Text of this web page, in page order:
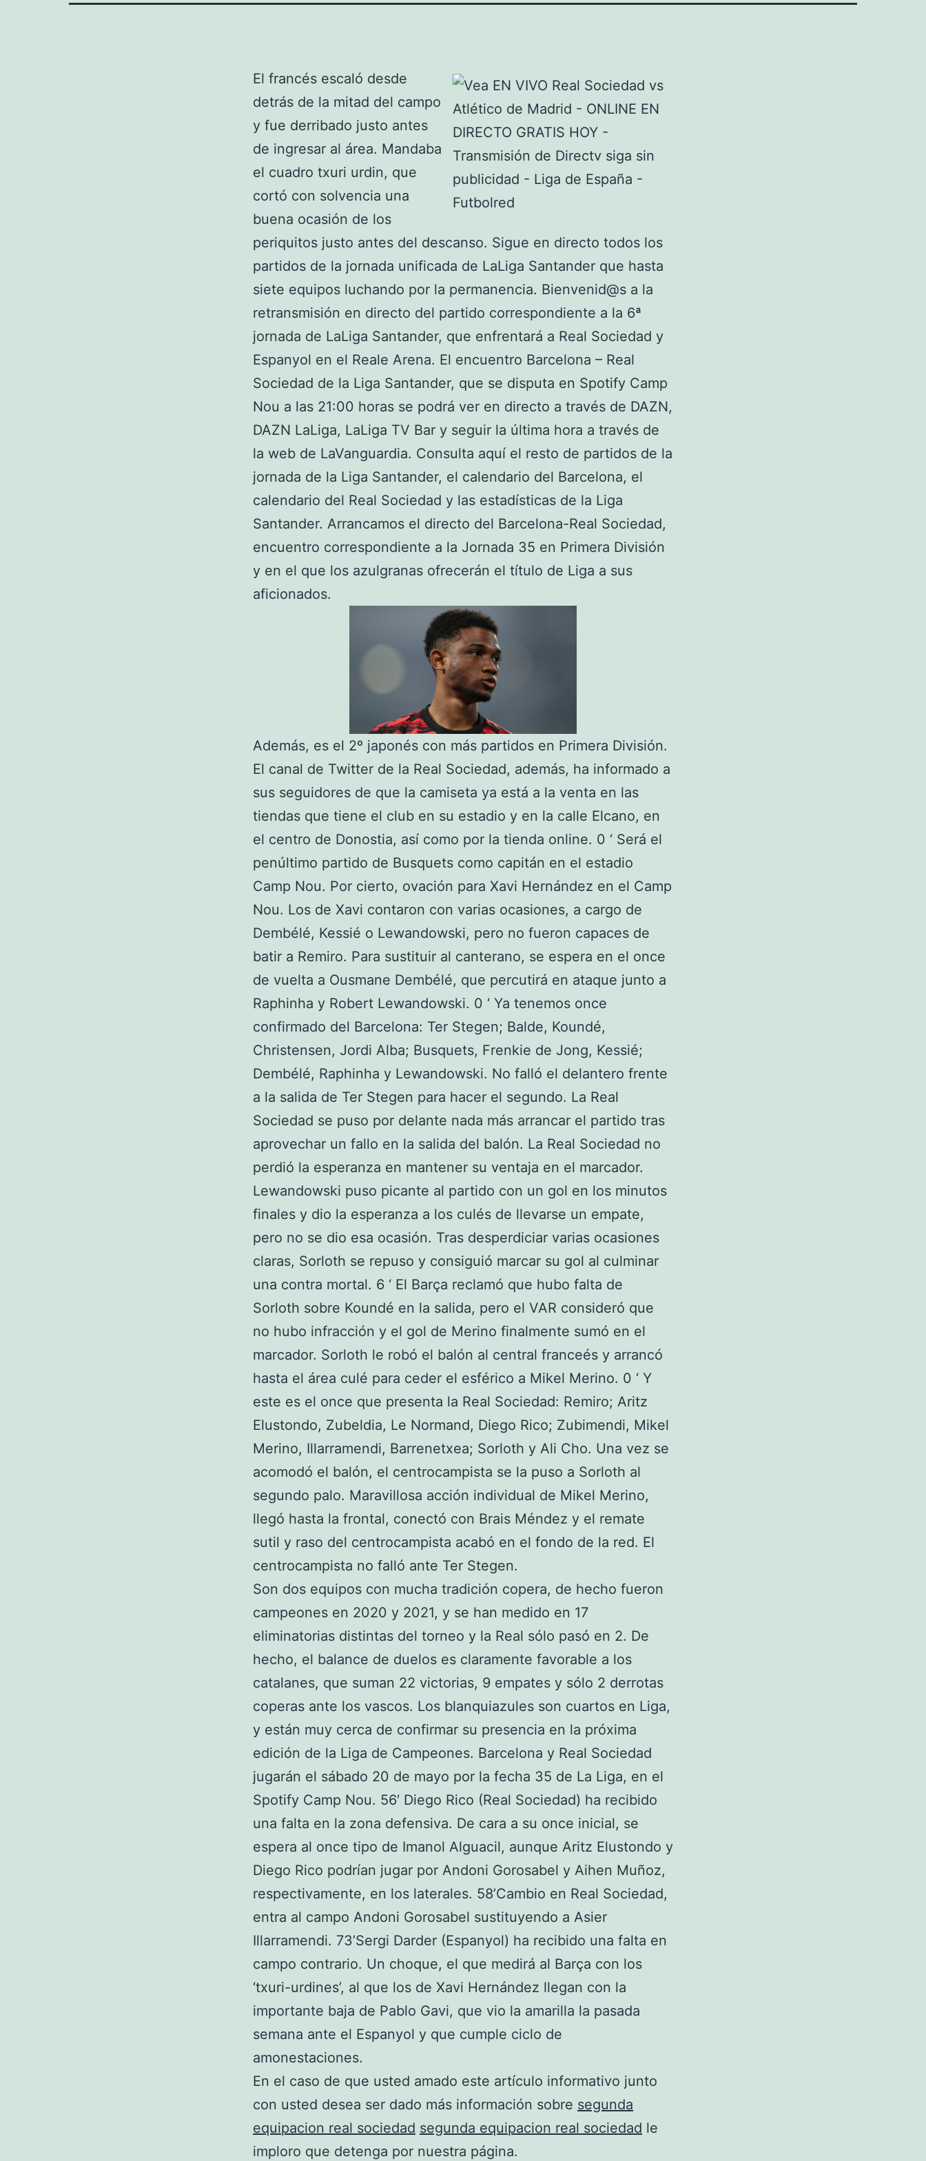
El francés escaló desde
detrás de la mitad del campo
y fue derribado justo antes
de ingresar al área. Mandaba
el cuadro txuri urdin, que
cortó con solvencia una
buena ocasión de los
periquitos justo antes del descanso. Sigue en directo todos los
partidos de la jornada unificada de LaLiga Santander que hasta
siete equipos luchando por la permanencia. Bienvenid@s a la
retransmisión en directo del partido correspondiente a la 6ª
jornada de LaLiga Santander, que enfrentará a Real Sociedad y
Espanyol en el Reale Arena. El encuentro Barcelona – Real
Sociedad de la Liga Santander, que se disputa en Spotify Camp
Nou a las 21:00 horas se podrá ver en directo a través de DAZN,
DAZN LaLiga, LaLiga TV Bar y seguir la última hora a través de
la web de LaVanguardia. Consulta aquí el resto de partidos de la
jornada de la Liga Santander, el calendario del Barcelona, el
calendario del Real Sociedad y las estadísticas de la Liga
Santander. Arrancamos el directo del Barcelona-Real Sociedad,
encuentro correspondiente a la Jornada 35 en Primera División
y en el que los azulgranas ofrecerán el título de Liga a sus
aficionados.
Además, es el 2º japonés con más partidos en Primera División.
El canal de Twitter de la Real Sociedad, además, ha informado a
sus seguidores de que la camiseta ya está a la venta en las
tiendas que tiene el club en su estadio y en la calle Elcano, en
el centro de Donostia, así como por la tienda online. 0 ‘ Será el
penúltimo partido de Busquets como capitán en el estadio
Camp Nou. Por cierto, ovación para Xavi Hernández en el Camp
Nou. Los de Xavi contaron con varias ocasiones, a cargo de
Dembélé, Kessié o Lewandowski, pero no fueron capaces de
batir a Remiro. Para sustituir al canterano, se espera en el once
de vuelta a Ousmane Dembélé, que percutirá en ataque junto a
Raphinha y Robert Lewandowski. 0 ‘ Ya tenemos once
confirmado del Barcelona: Ter Stegen; Balde, Koundé,
Christensen, Jordi Alba; Busquets, Frenkie de Jong, Kessié;
Dembélé, Raphinha y Lewandowski. No falló el delantero frente
a la salida de Ter Stegen para hacer el segundo. La Real
Sociedad se puso por delante nada más arrancar el partido tras
aprovechar un fallo en la salida del balón. La Real Sociedad no
perdió la esperanza en mantener su ventaja en el marcador.
Lewandowski puso picante al partido con un gol en los minutos
finales y dio la esperanza a los culés de llevarse un empate,
pero no se dio esa ocasión. Tras desperdiciar varias ocasiones
claras, Sorloth se repuso y consiguió marcar su gol al culminar
una contra mortal. 6 ‘ El Barça reclamó que hubo falta de
Sorloth sobre Koundé en la salida, pero el VAR consideró que
no hubo infracción y el gol de Merino finalmente sumó en el
marcador. Sorloth le robó el balón al central franceés y arrancó
hasta el área culé para ceder el esférico a Mikel Merino. 0 ‘ Y
este es el once que presenta la Real Sociedad: Remiro; Aritz
Elustondo, Zubeldia, Le Normand, Diego Rico; Zubimendi, Mikel
Merino, Illarramendi, Barrenetxea; Sorloth y Ali Cho. Una vez se
acomodó el balón, el centrocampista se la puso a Sorloth al
segundo palo. Maravillosa acción individual de Mikel Merino,
llegó hasta la frontal, conectó con Brais Méndez y el remate
sutil y raso del centrocampista acabó en el fondo de la red. El
centrocampista no falló ante Ter Stegen.
Son dos equipos con mucha tradición copera, de hecho fueron
campeones en 2020 y 2021, y se han medido en 17
eliminatorias distintas del torneo y la Real sólo pasó en 2. De
hecho, el balance de duelos es claramente favorable a los
catalanes, que suman 22 victorias, 9 empates y sólo 2 derrotas
coperas ante los vascos. Los blanquiazules son cuartos en Liga,
y están muy cerca de confirmar su presencia en la próxima
edición de la Liga de Campeones. Barcelona y Real Sociedad
jugarán el sábado 20 de mayo por la fecha 35 de La Liga, en el
Spotify Camp Nou. 56′ Diego Rico (Real Sociedad) ha recibido
una falta en la zona defensiva. De cara a su once inicial, se
espera al once tipo de Imanol Alguacil, aunque Aritz Elustondo y
Diego Rico podrían jugar por Andoni Gorosabel y Aihen Muñoz,
respectivamente, en los laterales. 58’Cambio en Real Sociedad,
entra al campo Andoni Gorosabel sustituyendo a Asier
Illarramendi. 73’Sergi Darder (Espanyol) ha recibido una falta en
campo contrario. Un choque, el que medirá al Barça con los
‘txuri-urdines’, al que los de Xavi Hernández llegan con la
importante baja de Pablo Gavi, que vio la amarilla la pasada
semana ante el Espanyol y que cumple ciclo de
amonestaciones.
En el caso de que usted amado este artículo informativo junto
con usted desea ser dado más información sobre segunda
equipacion real sociedad segunda equipacion real sociedad le
imploro que detenga por nuestra página.